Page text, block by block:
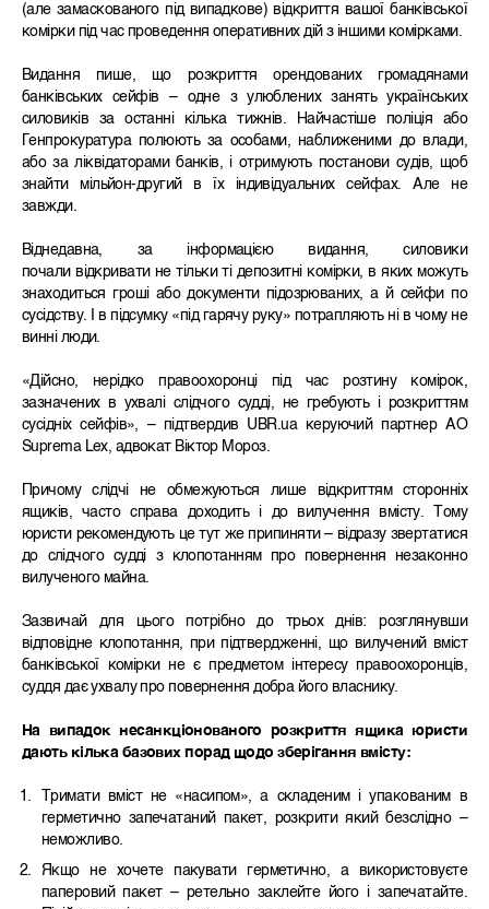
(але замаскованого під випадкове) відкриття вашої банківської
комірки під час проведення оперативних дій з іншими комірками.
Видання пише, що розкриття орендованих громадянами
банківських сейфів – одне з улюблених занять українських
силовиків за останні кілька тижнів. Найчастіше поліція або
Генпрокуратура полюють за особами, наближеними до влади,
або за ліквідаторами банків, і отримують постанови судів, щоб
знайти мільйон-другий в їх індивідуальних сейфах. Але не
завжди.
Віднедавна, за інформацією видання, силовики
почали відкривати не тільки ті депозитні комірки, в яких можуть
знаходиться гроші або документи підозрюваних, а й сейфи по
сусідству. І в підсумку «під гарячу руку» потрапляють ні в чому не
винні люди.
«Дійсно, нерідко правоохоронці під час розтину комірок,
зазначених в ухвалі слідчого судді, не гребують і розкриттям
сусідніх сейфів», – підтвердив UBR.ua керуючий партнер АО
Suprema Lex, адвокат Віктор Мороз.
Причому слідчі не обмежуються лише відкриттям сторонніх
ящиків, часто справа доходить і до вилучення вмісту. Тому
юристи рекомендують це тут же припиняти – відразу звертатися
до слідчого судді з клопотанням про повернення незаконно
вилученого майна.
Зазвичай для цього потрібно до трьох днів: розглянувши
відповідне клопотання, при підтвердженні, що вилучений вміст
банківської комірки не є предметом інтересу правоохоронців,
суддя дає ухвалу про повернення добра його власнику.
На випадок несанкціонованого розкриття ящика юристи
дають кілька базових порад щодо зберігання вмісту:
Тримати вміст не «насипом», а складеним і упакованим в
герметично запечатаний пакет, розкрити який безслідно –
неможливо.
Якщо не хочете пакувати герметично, а використовуєте
паперовий пакет – ретельно заклейте його і запечатайте.